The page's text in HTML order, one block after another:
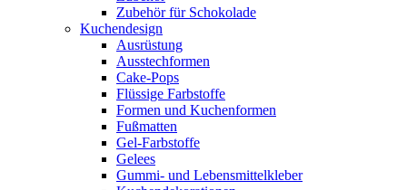
Zubehör für Schokolade
Kuchendesign
Ausrüstung
Ausstechformen
Cake-Pops
Flüssige Farbstoffe
Formen und Kuchenformen
Fußmatten
Gel-Farbstoffe
Gelees
Gummi- und Lebensmittelkleber